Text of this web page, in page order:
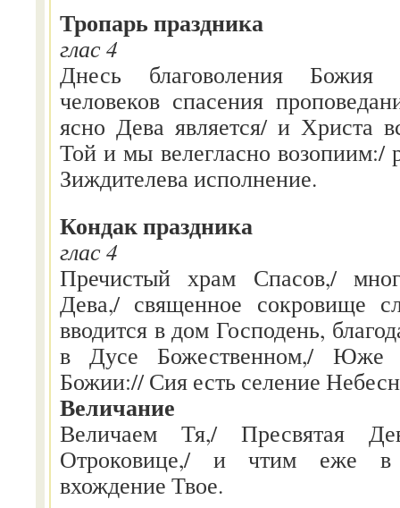
Тропарь праздника
глас 4
Днесь благоволения Божия
человеков спасения
ясно Дева является/ и Христа
Той и мы велегласно возопиим:/
Зиждителева исполнение.
Кондак праздника
глас 4
Пречистый храм Спасов,/
Дева,/ священное сокровище
вводится в дом Господень,
в Дусе Божественном,/ Юже
Божии:// Сия есть селение
Величание
Величаем Тя,/ Пресвятая
Отроковице,/ и чтим еже в
вхождение Твое.